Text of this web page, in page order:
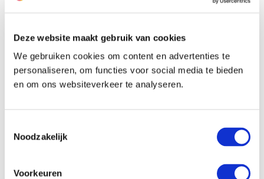
Deze website maakt gebruik van cookies
We gebruiken cookies om content en advertenties te
personaliseren, om functies voor social media te bieden
en om ons websiteverkeer te analyseren.
Noodzakelijk
Voorkeuren